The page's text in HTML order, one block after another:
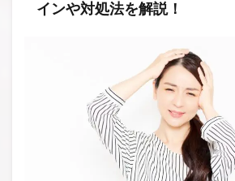
インや対処法を解説！